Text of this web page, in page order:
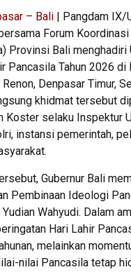
– Bali | Pangdam IX/
Forum
Provinsi Bali menghadiri
Pancasila Tahun 2026 di
Renon, Denpasar Timur,
khidmat tersebut
Koster selaku Inspektur
instansi pemerintah,
Gubernur Bali
Pembinaan Ideologi
Wahyudi. Dalam
Hari Lahir
melainkan
nilai Pancasila tetap